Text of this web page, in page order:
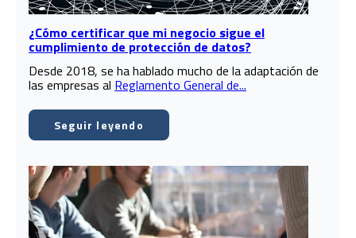
¿Cómo certificar que mi negocio sigue el
cumplimiento de protección de datos?
Desde 2018, se ha hablado mucho de la adaptación de
las empresas al Reglamento General de...
Seguir leyendo